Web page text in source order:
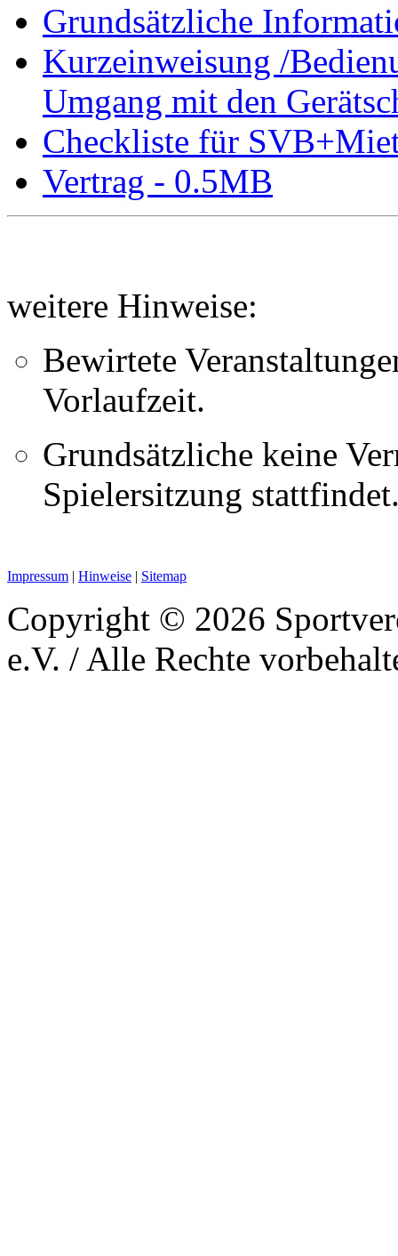
Grundsätzliche
Kurzeinweisung /
Umgang mit den
Checkliste für
Vertrag - 0.5MB
weitere Hinweise:
Bewirtete
Vorlaufzeit.
Grundsätzliche keine
Spielersitzung
Impressum | Hinweise | Sitemap
Copyright © 2026
e.V. / Alle Rechte